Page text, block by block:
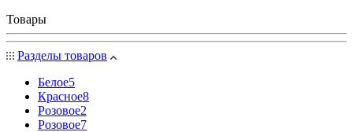
Товары
Разделы товаров
Белое5
Красное8
Розовое2
Розовое7